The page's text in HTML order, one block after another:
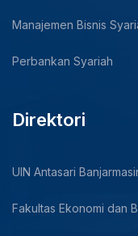
Manajemen Bisnis
Perbankan Syariah
Direktori
UIN Antasari
Fakultas Ekonomi dan